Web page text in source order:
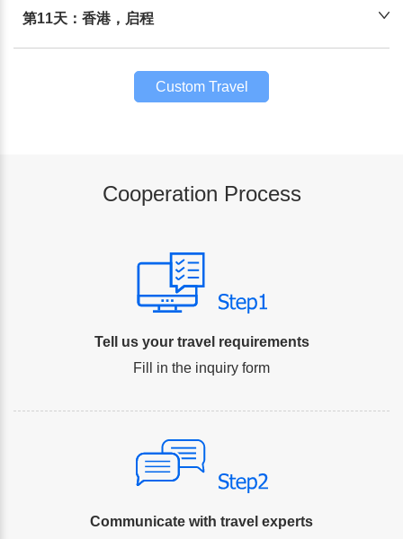
第11天：香港，启程
Custom Travel
Cooperation Process
Tell us your travel requirements
Fill in the inquiry form
Communicate with travel experts